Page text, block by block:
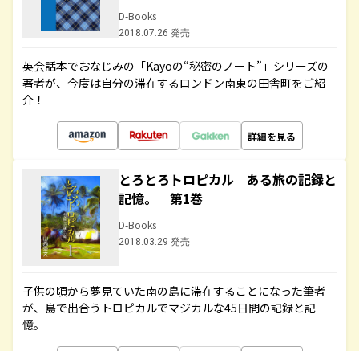
D-Books
2018.07.26 発売
英会話本でおなじみの「Kayoの“秘密のノート”」シリーズの
著者が、今度は自分の滞在するロンドン南東の田舎町をご紹
介！
詳細を見る
とろとろトロピカル ある旅の記録と
記憶。 第1巻
D-Books
2018.03.29 発売
子供の頃から夢見ていた南の島に滞在することになった筆者
が、島で出合うトロピカルでマジカルな45日間の記録と記
憶。